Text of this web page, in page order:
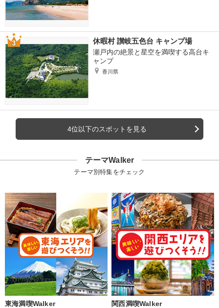
休暇村 讃岐五色台 キャンプ場
瀬戸内の絶景と星空を満喫する高台キ
ャンプ
香川県
4位以下のスポットを見る
テーマWalker
テーマ別特集をチェック
東海満喫Walker 関西満喫Walker